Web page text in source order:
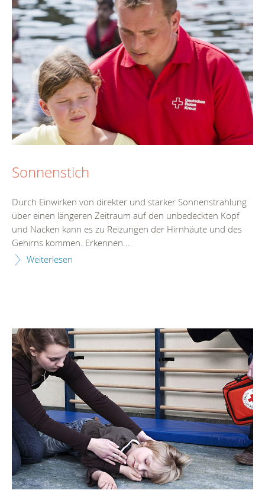
Sonnenstich
Durch Einwirken von direkter und starker Sonnenstrahlung
über einen längeren Zeitraum auf den unbedeckten Kopf
und Nacken kann es zu Reizungen der Hirnhäute und des
Gehirns kommen. Erkennen...
Weiterlesen